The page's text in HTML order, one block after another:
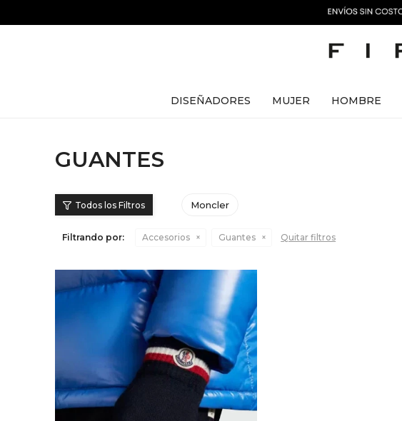
DISEÑADORES MUJER HOMBRE
GUANTES
Moncler
Filtrando por: Accesorios Guantes Quitar filtros